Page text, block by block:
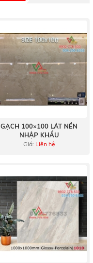
GẠCH 100×100 LÁT NỀN
NHẬP KHẨU
Giá: Liện hệ